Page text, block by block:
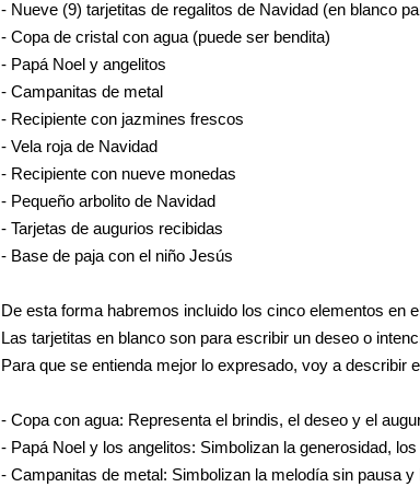
- Nueve (9) tarjetitas de regalitos de Navidad (en blanco
- Copa de cristal con agua (puede ser bendita)
- Papá Noel y angelitos
- Campanitas de metal
- Recipiente con jazmines frescos
- Vela roja de Navidad
- Recipiente con nueve monedas
- Pequeño arbolito de Navidad
- Tarjetas de augurios recibidas
- Base de paja con el niño Jesús
De esta forma habremos incluido los cinco elementos en
Las tarjetitas en blanco son para escribir un deseo o
Para que se entienda mejor lo expresado, voy a
- Copa con agua: Representa el brindis, el deseo y el
- Papá Noel y los angelitos: Simbolizan la generosidad,
- Campanitas de metal: Simbolizan la melodía sin pausa y